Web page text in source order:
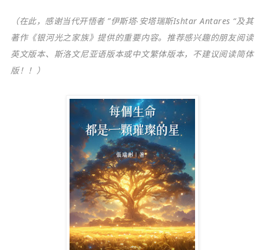
（在此，感谢当代开悟者 ”伊斯塔‧安塔瑞斯Ishtar Antares “及其
著作《银河光之家族》提供的重要内容。推荐感兴趣的朋友阅读
英文版本、斯洛文尼亚语版本或中文繁体版本，不建议阅读简体
版！！）